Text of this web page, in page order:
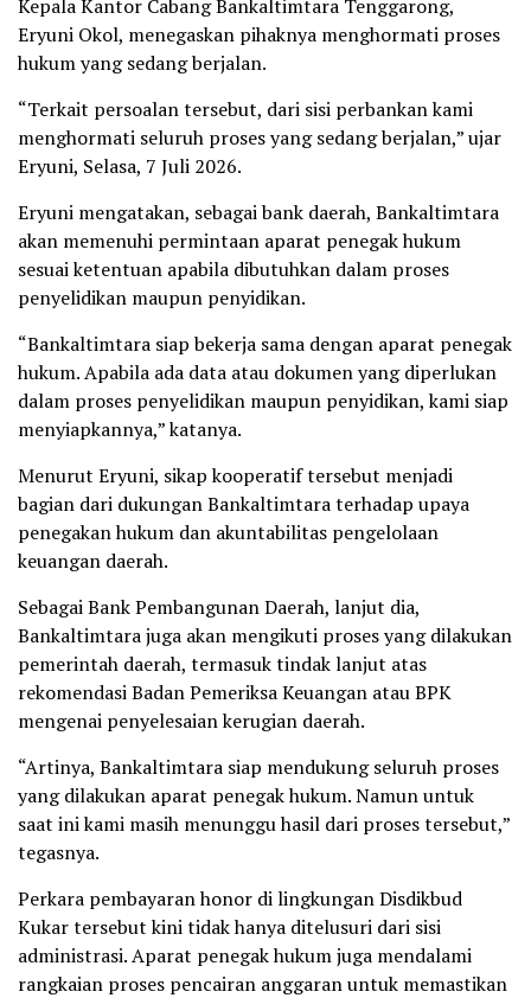
Kepala Kantor Cabang Bankaltimtara Tenggarong,
Eryuni Okol, menegaskan pihaknya menghormati proses
hukum yang sedang berjalan.
“Terkait persoalan tersebut, dari sisi perbankan kami
menghormati seluruh proses yang sedang berjalan,” ujar
Eryuni, Selasa, 7 Juli 2026.
Eryuni mengatakan, sebagai bank daerah, Bankaltimtara
akan memenuhi permintaan aparat penegak hukum
sesuai ketentuan apabila dibutuhkan dalam proses
penyelidikan maupun penyidikan.
“Bankaltimtara siap bekerja sama dengan aparat penegak
hukum. Apabila ada data atau dokumen yang diperlukan
dalam proses penyelidikan maupun penyidikan, kami siap
menyiapkannya,” katanya.
Menurut Eryuni, sikap kooperatif tersebut menjadi
bagian dari dukungan Bankaltimtara terhadap upaya
penegakan hukum dan akuntabilitas pengelolaan
keuangan daerah.
Sebagai Bank Pembangunan Daerah, lanjut dia,
Bankaltimtara juga akan mengikuti proses yang dilakukan
pemerintah daerah, termasuk tindak lanjut atas
rekomendasi Badan Pemeriksa Keuangan atau BPK
mengenai penyelesaian kerugian daerah.
“Artinya, Bankaltimtara siap mendukung seluruh proses
yang dilakukan aparat penegak hukum. Namun untuk
saat ini kami masih menunggu hasil dari proses tersebut,”
tegasnya.
Perkara pembayaran honor di lingkungan Disdikbud
Kukar tersebut kini tidak hanya ditelusuri dari sisi
administrasi. Aparat penegak hukum juga mendalami
rangkaian proses pencairan anggaran untuk memastikan